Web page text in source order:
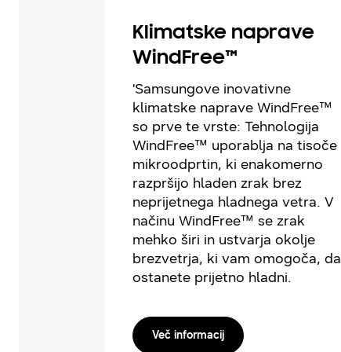
Klimatske naprave
WindFree™
'Samsungove inovativne
klimatske naprave WindFree™
so prve te vrste: Tehnologija
WindFree™ uporablja na tisoče
mikroodprtin, ki enakomerno
razpršijo hladen zrak brez
neprijetnega hladnega vetra. V
načinu WindFree™ se zrak
mehko širi in ustvarja okolje
brezvetrja, ki vam omogoča, da
ostanete prijetno hladni.
Več informacij